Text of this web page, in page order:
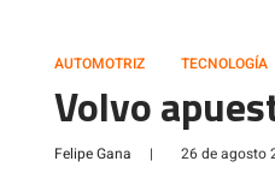
AUTOMOTRIZ TECNOLOGÍA
Volvo
Felipe Gana | 26 de agosto